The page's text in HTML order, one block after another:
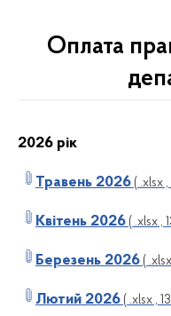
Оплата
2026 рік
Травень 2026 ( .xlsx
Квітень 2026 ( .xlsx ,
Березень 2026 (
Лютий 2026 ( .xlsx ,